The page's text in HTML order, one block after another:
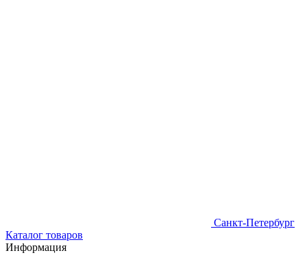
Санкт-Петербург
Каталог товаров
Информация